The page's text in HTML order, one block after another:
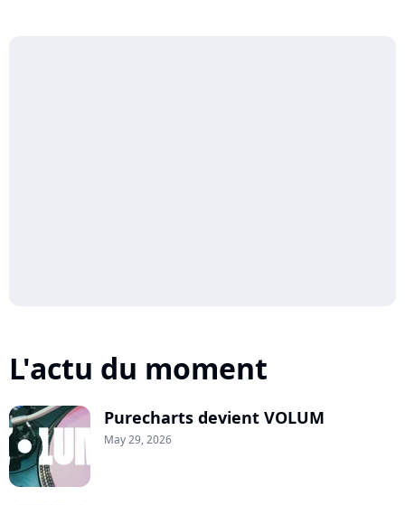
L'actu du moment
Purecharts devient VOLUM
May 29, 2026